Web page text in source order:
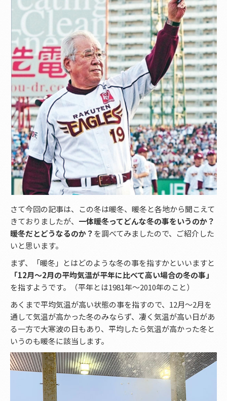
さて今回の記事は、この冬は暖冬、暖冬と各地から聞こえて
きておりましたが、 一体暖冬ってどんな冬の事をいうのか？
暖冬だとどうなるのか？を調べてみましたので、ご紹介した
いと思います。
まず、「暖冬」とはどのような冬の事を指すかといいますと
「12月～2月の平均気温が平年に比べて高い場合の冬の事」
を指すようです。（平年とは1981年～2010年のこと）
あくまで平均気温が高い状態の事を指すので、12月～2月を
通して気温が高かった冬のみならず、凄く気温が高い日があ
る一方で大寒波の日もあり、平均したら気温が高かった冬と
いうのも暖冬に該当します。